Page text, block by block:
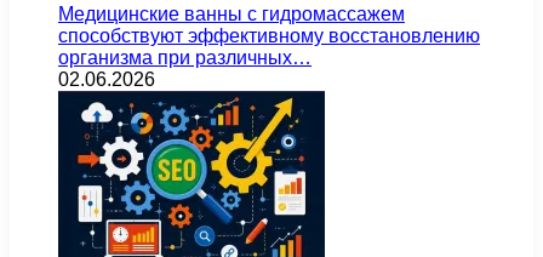
Медицинские ванны с гидромассажем
способствуют эффективному восстановлению
организма при различных…
02.06.2026